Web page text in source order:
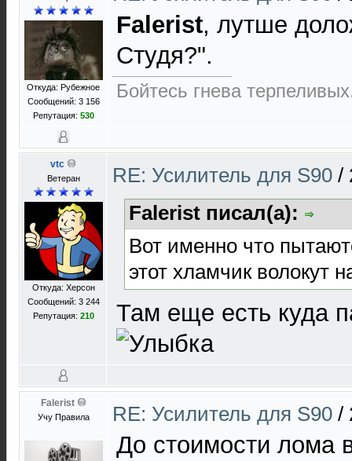
Откуда: Рубежное
Сообщений: 3 156
Репутация: 530
Falerist, лутше
Студя?".
Бойтесь гнева
vtc
Ветеран
Откуда: Херсон
Сообщений: 3 244
Репутация: 210
RE: Усилитель для S90 /
Falerist писал(а):
Вот именно что
этот хламчик волокут
Там еще есть куда
Falerist
Учу Правила RE: Усилитель для S90 /
До стоимости лома